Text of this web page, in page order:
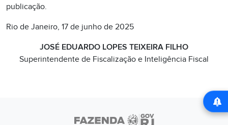
publicação.
Rio de Janeiro, 17 de junho de 2025
JOSÉ EDUARDO LOPES TEIXEIRA FILHO
Superintendente de Fiscalização e Inteligência Fiscal